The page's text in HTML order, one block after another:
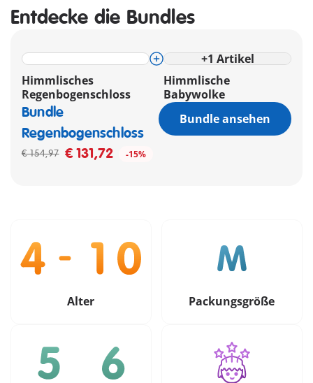
Entdecke die Bundles
Himmlisches
Regenbogenschloss
+1 Artikel
Himmlische
Babywolke
Bundle
Regenbogenschloss
€ 154,97 € 131,72 -15%
Bundle ansehen
Alter Packungsgröße